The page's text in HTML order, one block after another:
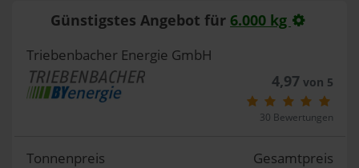
Günstigstes Angebot für 6.000 kg
Triebenbacher Energie GmbH
4,97von 5
30 Bewertungen
Tonnenpreis Gesamtpreis